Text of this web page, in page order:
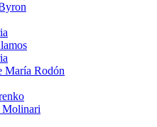
María Rodón
Molinari